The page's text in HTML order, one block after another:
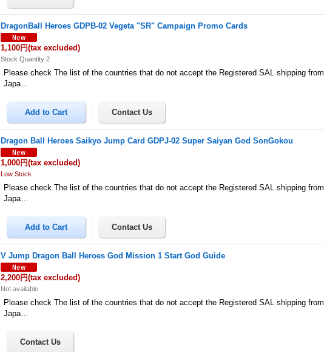
DragonBall Heroes GDPB-02 Vegeta "SR" Campaign Promo Cards
1,100円(tax excluded)
Stock Quantity 2
Please check The list of the countries that do not accept the Registered SAL shipping from
Japa…
Dragon Ball Heroes Saikyo Jump Card GDPJ-02 Super Saiyan God SonGokou
1,000円(tax excluded)
Low Stock
Please check The list of the countries that do not accept the Registered SAL shipping from
Japa…
V Jump Dragon Ball Heroes God Mission 1 Start God Guide
2,200円(tax excluded)
Not available
Please check The list of the countries that do not accept the Registered SAL shipping from
Japa…